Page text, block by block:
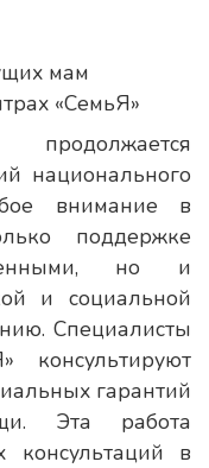
национального
внимание в
поддержке
но и
и социальной
Специалисты
консультируют
гарантий
Эта работа
консультаций в